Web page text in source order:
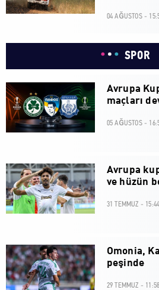
04 AĞUSTOS -
SPOR
Avrupa
maçları
05 AĞUSTOS -
Avrupa
ve hüzün
31 TEMMUZ - 15:44
Omonia,
peşinde
29 TEMMUZ - 11:58